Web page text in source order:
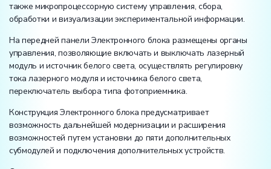
также микропроцессорную систему управления, сбора,
обработки и визуализации экспериментальной информации.
На передней панели Электронного блока размещены органы
управления, позволяющие включать и выключать лазерный
модуль и источник белого света, осуществлять регулировку
тока лазерного модуля и источника белого света,
переключатель выбора типа фотоприемника.
Конструкция Электронного блока предусматривает
возможность дальнейшей модернизации и расширения
возможностей путем установки до пяти дополнительных
субмодулей и подключения дополнительных устройств.